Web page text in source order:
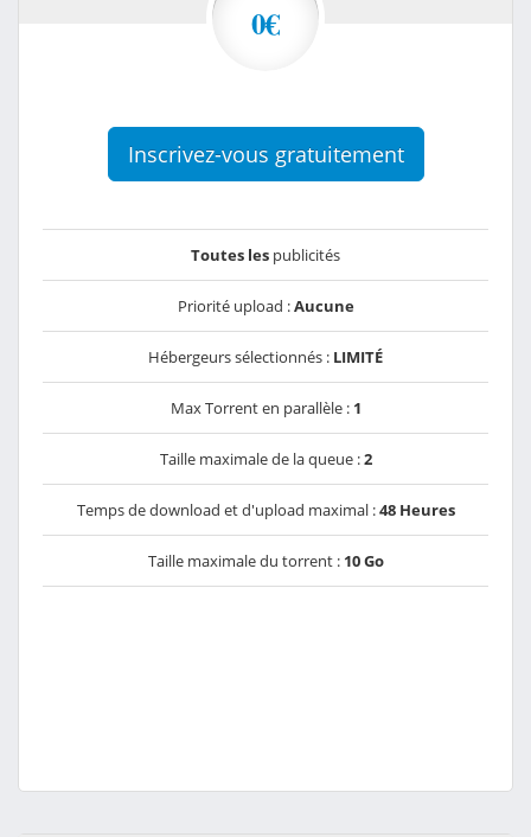
0€
Inscrivez-vous gratuitement
Toutes les publicités
Priorité upload :Aucune
Hébergeurs sélectionnés : LIMITÉ
Max Torrent en parallèle : 1
Taille maximale de la queue :2
Temps de download et d'upload maximal :48 Heures
Taille maximale du torrent : 10 Go